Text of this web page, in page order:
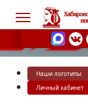
Наши логотипы
Личный кабинет